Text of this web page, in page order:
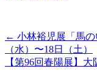
← 小林裕児展「馬の
（水）〜18日（土）
【第96回春陽展】